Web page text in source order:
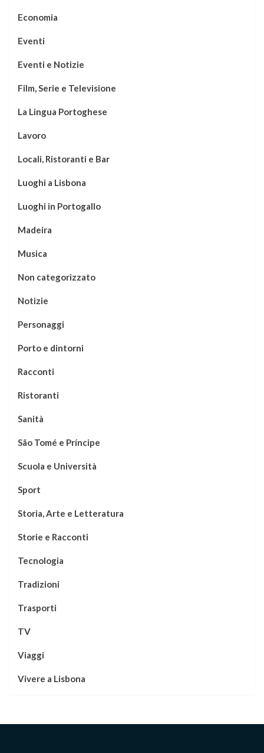
Economia
Eventi
Eventi e Notizie
Film, Serie e Televisione
La Lingua Portoghese
Lavoro
Locali, Ristoranti e Bar
Luoghi a Lisbona
Luoghi in Portogallo
Madeira
Musica
Non categorizzato
Notizie
Personaggi
Porto e dintorni
Racconti
Ristoranti
Sanità
São Tomé e Príncipe
Scuola e Università
Sport
Storia, Arte e Letteratura
Storie e Racconti
Tecnologia
Tradizioni
Trasporti
TV
Viaggi
Vivere a Lisbona